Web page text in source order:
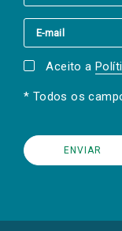
Aceito a
* Todos os